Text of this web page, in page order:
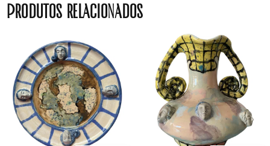
Produtos relacionados